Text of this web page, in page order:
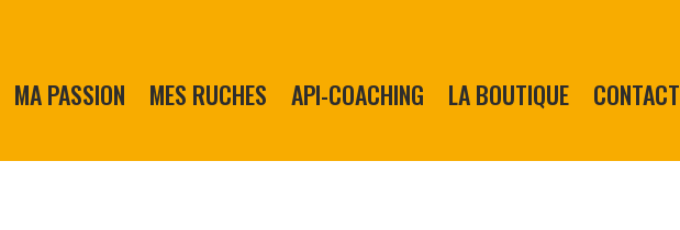
MA PASSION MES RUCHES API-COACHING LA BOUTIQUE CONTACT